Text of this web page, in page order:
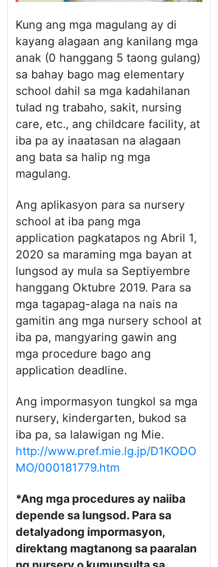
Kung ang mga magulang ay di
kayang alagaan ang kanilang mga
anak (0 hanggang 5 taong gulang)
sa bahay bago mag elementary
school dahil sa mga kadahilanan
tulad ng trabaho, sakit, nursing
care, etc., ang childcare facility, at
iba pa ay inaatasan na alagaan
ang bata sa halip ng mga
magulang.
Ang aplikasyon para sa nursery
school at iba pang mga
application pagkatapos ng Abril 1,
2020 sa maraming mga bayan at
lungsod ay mula sa Septiyembre
hanggang Oktubre 2019. Para sa
mga tagapag-alaga na nais na
gamitin ang mga nursery school at
iba pa, mangyaring gawin ang
mga procedure bago ang
application deadline.
Ang impormasyon tungkol sa mga
nursery, kindergarten, bukod sa
iba pa, sa lalawigan ng Mie.
http://www.pref.mie.lg.jp/D1KODO
MO/000181779.htm
*Ang mga procedures ay naiiba
depende sa lungsod. Para sa
detalyadong impormasyon,
direktang magtanong sa paaralan